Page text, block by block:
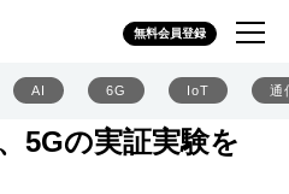
無料会員登録
AI 6G IoT 通
5Gの実証実験を